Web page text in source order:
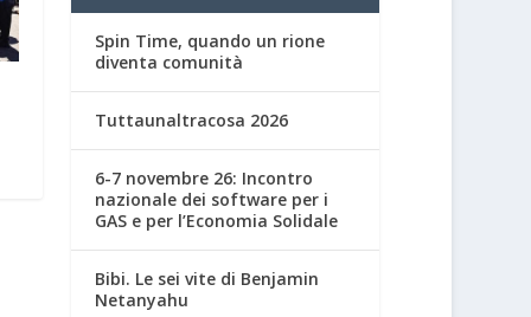
Spin Time, quando un rione
diventa comunità
Tuttaunaltracosa 2026
6-7 novembre 26: Incontro
nazionale dei software per i
GAS e per l’Economia Solidale
Bibi. Le sei vite di Benjamin
Netanyahu